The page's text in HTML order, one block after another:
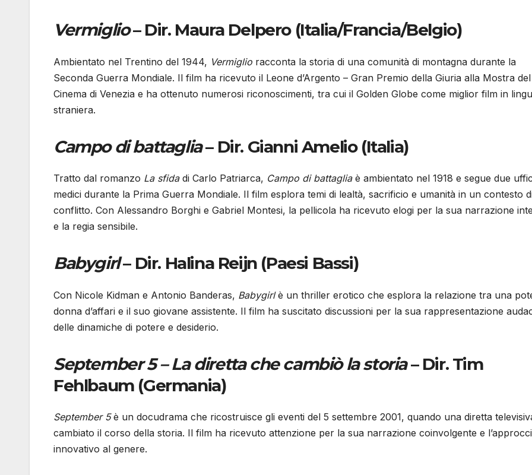
Vermiglio– Dir. Maura Delpero (Italia/Francia/Belgio)
Ambientato nel Trentino del 1944, Vermiglio racconta la storia di una comunità di montagna durante la
Seconda Guerra Mondiale. Il film ha ricevuto il Leone d’Argento – Gran Premio della Giuria alla Mostra del
Cinema di Venezia e ha ottenuto numerosi riconoscimenti, tra cui il Golden Globe come miglior film in
straniera.
Campo di battaglia– Dir. Gianni Amelio (Italia)
Tratto dal romanzo La sfidadi Carlo Patriarca, Campo di battagliaè ambientato nel 1918 e segue due
medici durante la Prima Guerra Mondiale. Il film esplora temi di lealtà, sacrificio e umanità in un contesto
conflitto. Con Alessandro Borghi e Gabriel Montesi, la pellicola ha ricevuto elogi per la sua narrazione
e la regia sensibile.
Babygirl– Dir. Halina Reijn (Paesi Bassi)
Con Nicole Kidman e Antonio Banderas, Babygirlè un thriller erotico che esplora la relazione tra una
donna d’affari e il suo giovane assistente. Il film ha suscitato discussioni per la sua rappresentazione
delle dinamiche di potere e desiderio.
September 5 – La diretta che cambiò la storia– Dir. Tim
Fehlbaum (Germania)
September 5è un docudrama che ricostruisce gli eventi del 5 settembre 2001, quando una diretta
cambiato il corso della storia. Il film ha ricevuto attenzione per la sua narrazione coinvolgente e
innovativo al genere.